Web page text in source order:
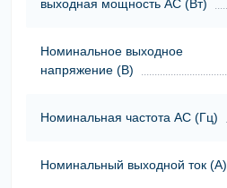
выходная мощность АС (Вт)
Номинальное выходное
напряжение (В)
Номинальная частота АС (Гц)
Номинальный выходной ток (А)